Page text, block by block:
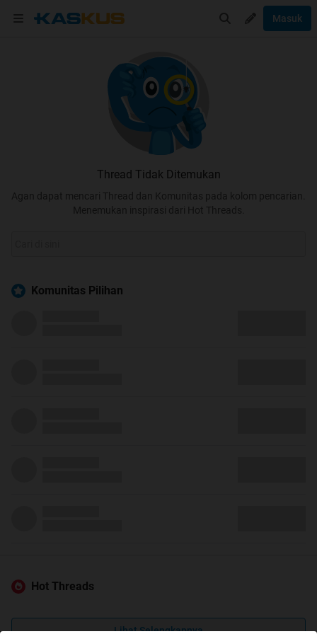
Masuk
Thread Tidak Ditemukan
Agan dapat mencari Thread dan Komunitas pada kolom pencarian.
Menemukan inspirasi dari Hot Threads.
Komunitas Pilihan
Hot Threads
Lihat Selengkapnya